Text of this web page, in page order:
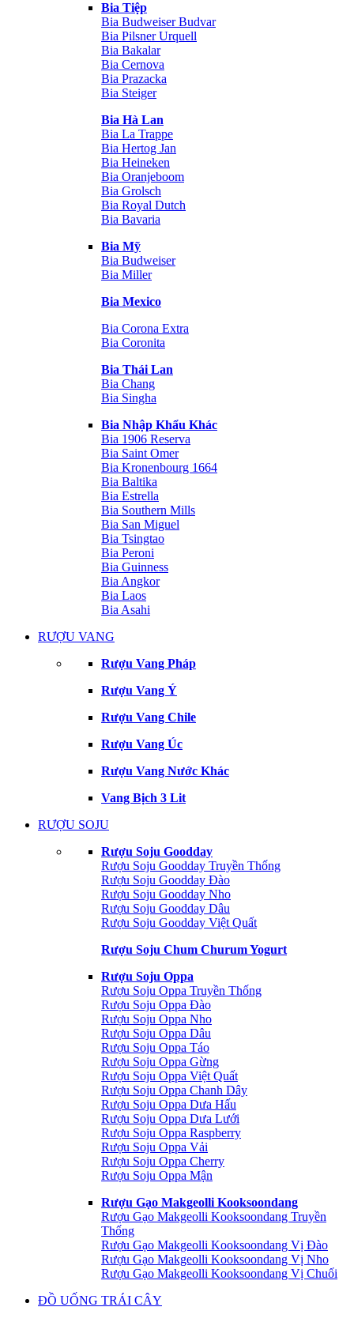
Bia Tiệp
Bia Budweiser Budvar
Bia Pilsner Urquell
Bia Bakalar
Bia Cernova
Bia Prazacka
Bia Steiger
Bia Hà Lan
Bia La Trappe
Bia Hertog Jan
Bia Heineken
Bia Oranjeboom
Bia Grolsch
Bia Royal Dutch
Bia Bavaria
Bia Mỹ
Bia Budweiser
Bia Miller
Bia Mexico
Bia Corona Extra
Bia Coronita
Bia Thái Lan
Bia Chang
Bia Singha
Bia Nhập Khẩu Khác
Bia 1906 Reserva
Bia Saint Omer
Bia Kronenbourg 1664
Bia Baltika
Bia Estrella
Bia Southern Mills
Bia San Miguel
Bia Tsingtao
Bia Peroni
Bia Guinness
Bia Angkor
Bia Laos
Bia Asahi
RƯỢU VANG
Rượu Vang Pháp
Rượu Vang Ý
Rượu Vang Chile
Rượu Vang Úc
Rượu Vang Nước Khác
Vang Bịch 3 Lit
RƯỢU SOJU
Rượu Soju Goodday
Rượu Soju Goodday Truyền Thống
Rượu Soju Goodday Đào
Rượu Soju Goodday Nho
Rượu Soju Goodday Dâu
Rượu Soju Goodday Việt Quất
Rượu Soju Chum Churum Yogurt
Rượu Soju Oppa
Rượu Soju Oppa Truyền Thống
Rượu Soju Oppa Đào
Rượu Soju Oppa Nho
Rượu Soju Oppa Dâu
Rượu Soju Oppa Táo
Rượu Soju Oppa Gừng
Rượu Soju Oppa Việt Quất
Rượu Soju Oppa Chanh Dây
Rượu Soju Oppa Dưa Hấu
Rượu Soju Oppa Dưa Lưới
Rượu Soju Oppa Raspberry
Rượu Soju Oppa Vải
Rượu Soju Oppa Cherry
Rượu Soju Oppa Mận
Rượu Gạo Makgeolli Kooksoondang
Rượu Gạo Makgeolli Kooksoondang Truyền
Thống
Rượu Gạo Makgeolli Kooksoondang Vị Đào
Rượu Gạo Makgeolli Kooksoondang Vị Nho
Rượu Gạo Makgeolli Kooksoondang Vị Chuối
ĐỒ UỐNG TRÁI CÂY